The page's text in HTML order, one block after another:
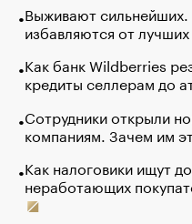
Выживают
избавляются от
Как банк Wildberries
кредиты селлерам до
Сотрудники открыли
компаниям. Зачем им
Как налоговики ищут
неработающих